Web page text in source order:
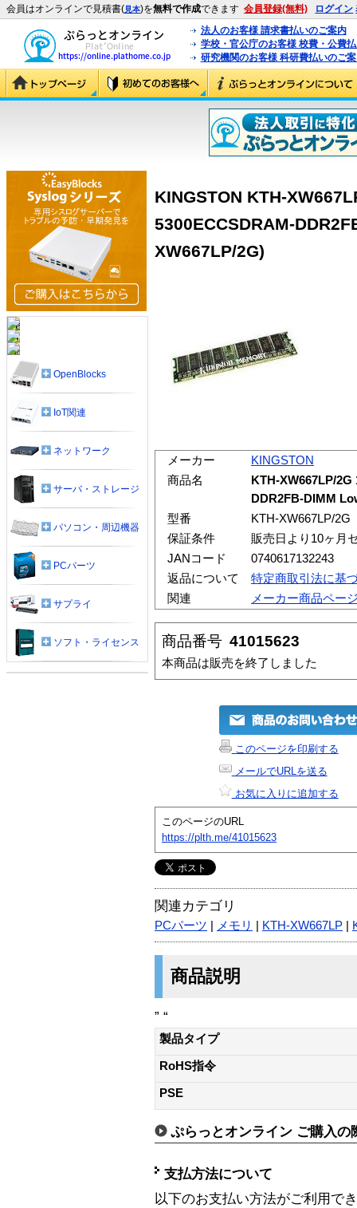
会員はオンラインで見積書(見本)を無料で作成できます 会員登録(無料) ログイン
法人のお客様 請求書払いのご案内
学校・官公庁のお客様 校費・公費
研究機関のお客様 科研費払いのご
KINGSTON KTH-
5300ECCSDRAM-
XW667LP/2G)
メーカー
KINGSTON
商品名
KTH-XW667LP/
DDR2FB-DIMM
型番
KTH-XW667LP/2G
保証条件
販売日より10ヶ月
JANコード
0740617132243
返品について
特定商取引法に基
関連
メーカー商品ペー
商品番号 41015623
本商品は販売を終了しました
このページを印刷する
メールでURLを送る
お気に入りに追加する
このページのURL
https://plth.me/41015623
関連カテゴリ
PCパーツ メモリ KTH-XW667LP
商品説明
” “
製品タイプ
RoHS指令
PSE
ぷらっとオンライン ご購入の
支払方法について
以下のお支払い方法がご利用で
OpenBlocks
IoT関連
ネットワーク
サーバ・ストレージ
パソコン・周辺機器
PCパーツ
サプライ
ソフト・ライセンス